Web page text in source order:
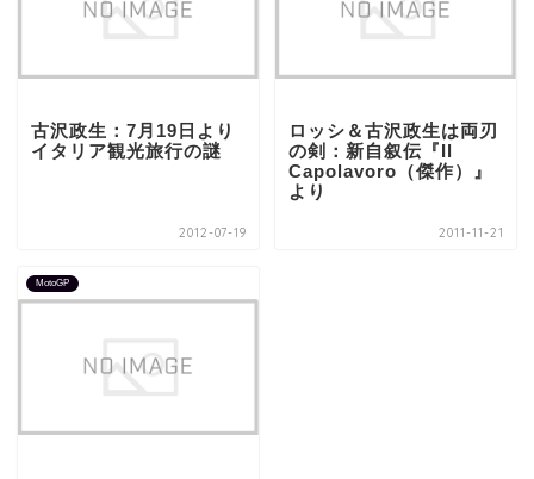
古沢政生：7月19日より
イタリア観光旅行の謎
2012-07-19
ロッシ＆古沢政生は両刃
の剣：新自叙伝『Il
Capolavoro（傑作）』
より
2011-11-21
MotoGP